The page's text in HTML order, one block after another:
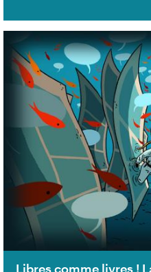
Libres comme livres !